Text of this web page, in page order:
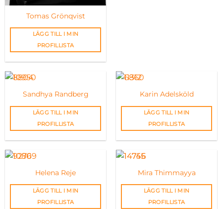
Tomas Grönqvist
LÄGG TILL I MIN
PROFILLISTA
Sandhya Randberg
LÄGG TILL I MIN
PROFILLISTA
Karin Adelsköld
LÄGG TILL I MIN
PROFILLISTA
Helena Reje
LÄGG TILL I MIN
PROFILLISTA
Mira Thimmayya
LÄGG TILL I MIN
PROFILLISTA